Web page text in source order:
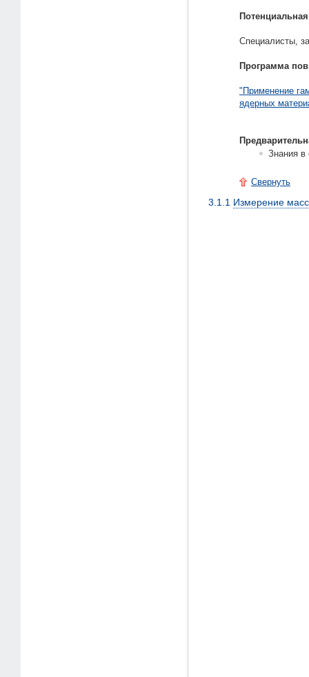
Специалисты,
Программа
"Применение
ядерных
Знания в
Свернуть
3.1.1 Измерение